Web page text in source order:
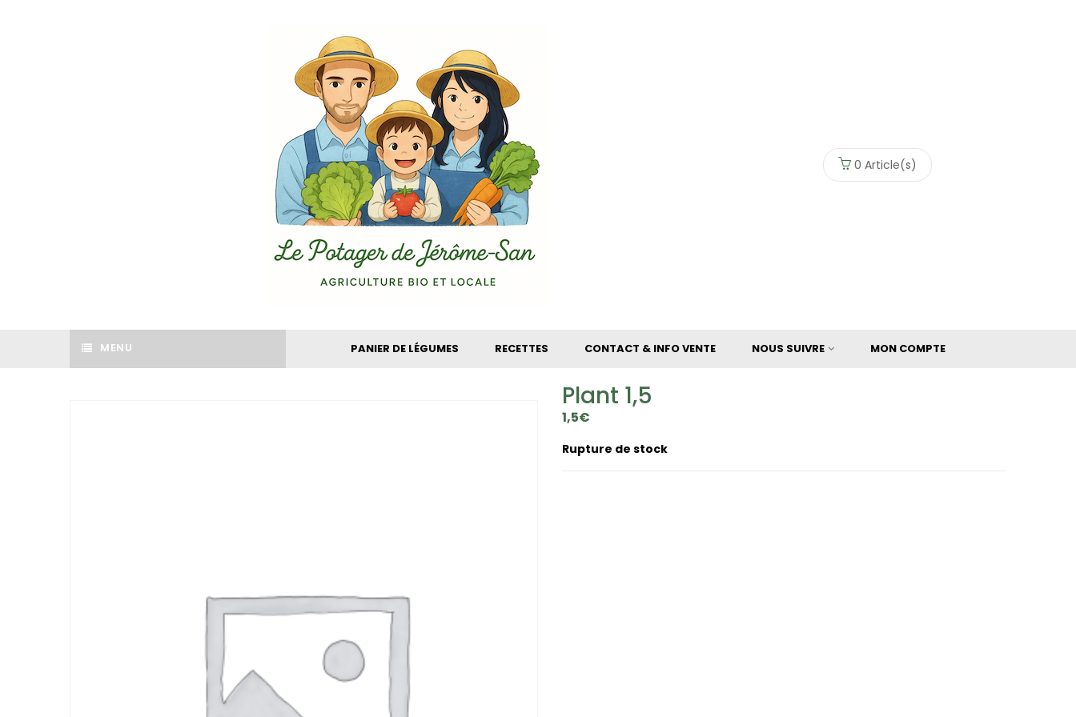
0 Article(s)
MENU PANIER DE LÉGUMES RECETTES CONTACT & INFO VENTE NOUS SUIVRE MON COMPTE
Plant 1,5
1,5€
Rupture de stock